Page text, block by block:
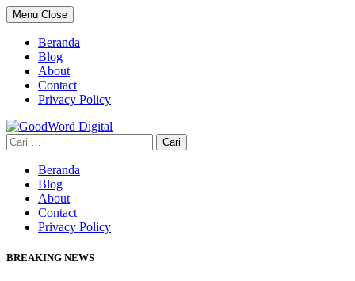
Skip
to
content
Menu Close
Beranda
Blog
About
Contact
Privacy Policy
Cari
untuk:
Beranda
Blog
About
Contact
Privacy Policy
BREAKING NEWS